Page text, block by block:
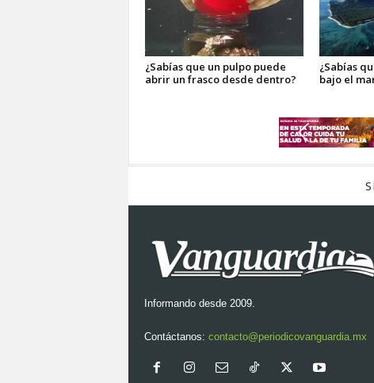
¿Sabías que un pulpo puede
abrir un frasco desde dentro?
¿Sabías
bajo el
Informando desde 2009.
Contáctanos: contacto@periodicovanguardia.mx